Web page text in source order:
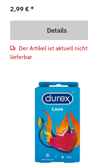
2,99 €*
Details
Der Artikel ist aktuell nicht
lieferbar